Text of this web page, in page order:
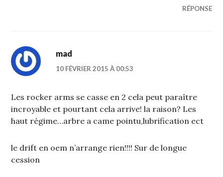
RÉPONSE
mad
10 FÉVRIER 2015 À 00:53
Les rocker arms se casse en 2 cela peut paraître
incroyable et pourtant cela arrive! la raison? Les
haut régime…arbre a came pointu,lubrification ect
le drift en oem n’arrange rien!!!! Sur de longue
cession